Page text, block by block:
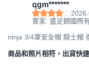
qgm*******
賣家: 盛足額國際
ninja 3/4罩安全帽 騎士帽
商品和照片相符，出貨快速